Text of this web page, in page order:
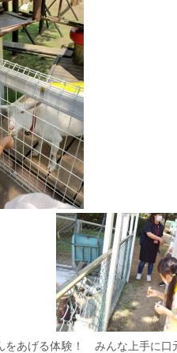
あげる体験！ みんな上手に口